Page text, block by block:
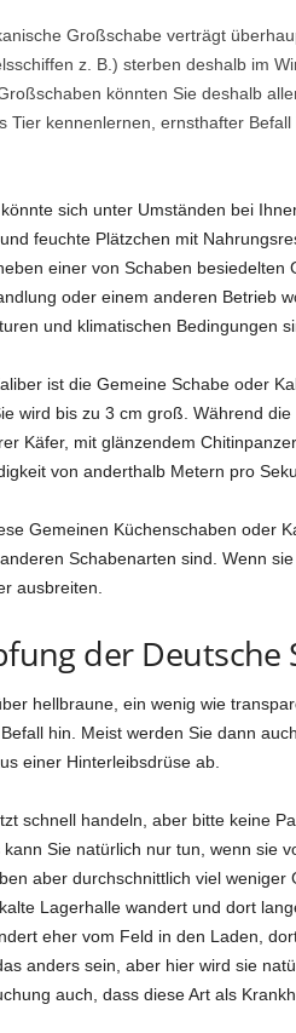
Großschabe verträgt
z. B.) sterben deshalb im
könnten Sie deshalb
Tier kennenlernen, ernsthafter
sich unter Umständen bei
feuchte Plätzchen mit
einer von Schaben besiedelten
oder einem anderen Betrieb
und klimatischen Bedingungen
ist die Gemeine Schabe oder
wird bis zu 3 cm groß. Während
Käfer, mit glänzendem
von anderthalb Metern pro
Gemeinen Küchenschaben oder
Schabenarten sind. Wenn
ausbreiten.
der Deutsche
hellbraune, ein wenig wie
hin. Meist werden Sie dann
einer Hinterleibsdrüse ab.
schnell handeln, aber bitte keine
Sie natürlich nur tun, wenn sie
aber durchschnittlich viel
Lagerhalle wandert und dort
eher vom Feld in den Laden,
anders sein, aber hier wird sie
auch, dass diese Art als